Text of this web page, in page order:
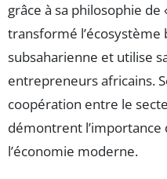
grâce à sa philosophie de
transformé l’écosystème
subsaharienne et utilise
entrepreneurs africains.
coopération entre le
démontrent l’importance
l’économie moderne.